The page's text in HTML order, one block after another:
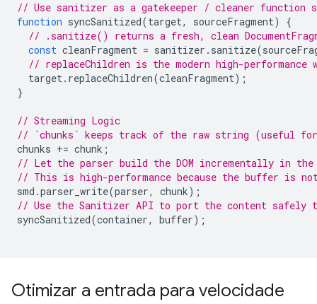
// Use sanitizer as a gatekeeper / cleaner function
function syncSanitized(target, sourceFragment)
{
// .sanitize() returns a fresh, clean
const cleanFragment = sanitizer . sanitize(
// replaceChildren is the modern high-performance
target. replaceChildren(cleanFragment);
}
// Streaming Logic
// `chunks` keeps track of the raw string (useful for
chunks += chunk ;
// Let the parser build the DOM incrementally in
// This is high-performance because the buffer is
smd .parser_write(parser, chunk);
// Use the Sanitizer API to port the content safely
syncSanitized(container, buffer);
Otimizar a entrada para velocidade